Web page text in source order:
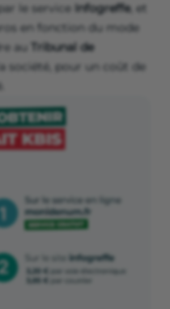
le service Infogreffe, et
en fonction du mode
au
Tribunal de
société, pour un coût de